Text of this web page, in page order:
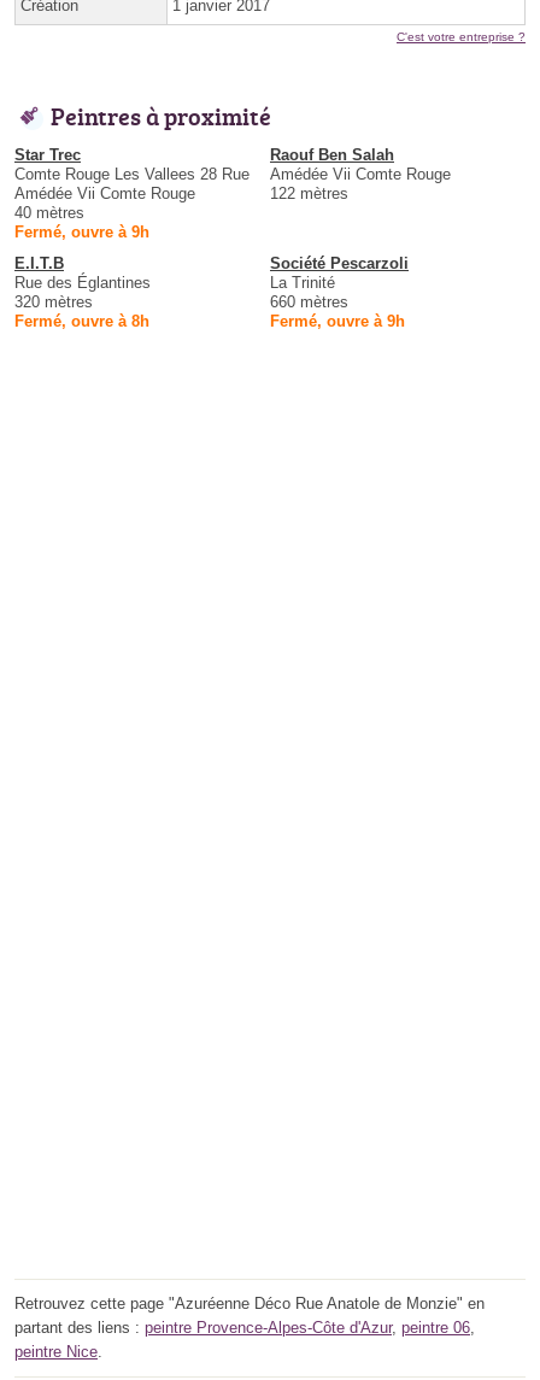
Création 1 janvier 2017
C'est votre entreprise ?
Peintres à proximité
Star Trec
Comte Rouge Les Vallees 28 Rue
Amédée Vii Comte Rouge
40 mètres
Fermé, ouvre à 9h
Raouf Ben Salah
Amédée Vii Comte Rouge
122 mètres
E.I.T.B
Rue des Églantines
320 mètres
Fermé, ouvre à 8h
Société Pescarzoli
La Trinité
660 mètres
Fermé, ouvre à 9h
Retrouvez cette page "Azuréenne Déco Rue Anatole de Monzie" en
partant des liens : peintre Provence-Alpes-Côte d'Azur, peintre 06,
peintre Nice.